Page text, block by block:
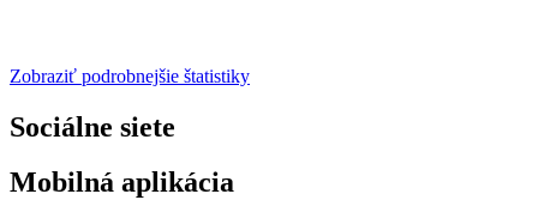
Zobraziť podrobnejšie štatistiky
Sociálne siete
Mobilná aplikácia